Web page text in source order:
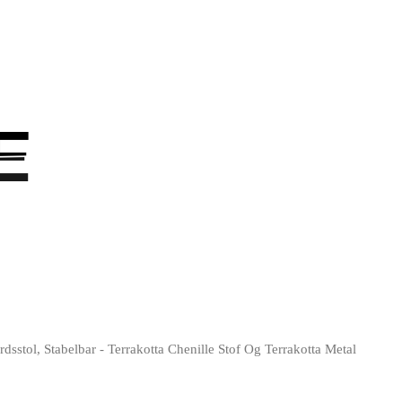
Stabelbar - Terrakotta Chenille Stof Og Terrakotta Metal